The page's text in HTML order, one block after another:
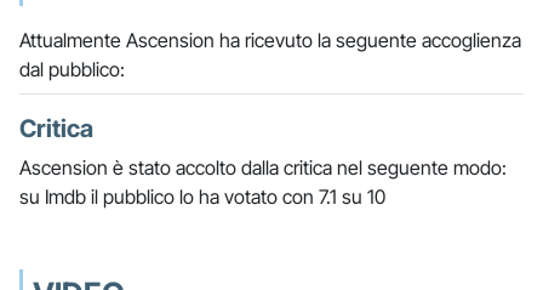
Attualmente Ascension ha ricevuto la seguente accoglienza
dal pubblico:
Critica
Ascension è stato accolto dalla critica nel seguente modo:
su Imdb il pubblico lo ha votato con 7.1 su 10